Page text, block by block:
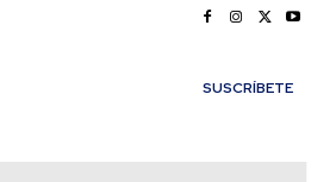
SUSCRÍBETE